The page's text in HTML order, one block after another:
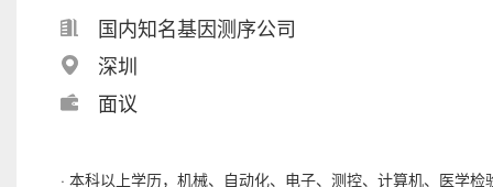
国内知名基因测序公司
深圳
面议
· 本科以上学历，机械、自动化、电子、测控、计算机、医学检